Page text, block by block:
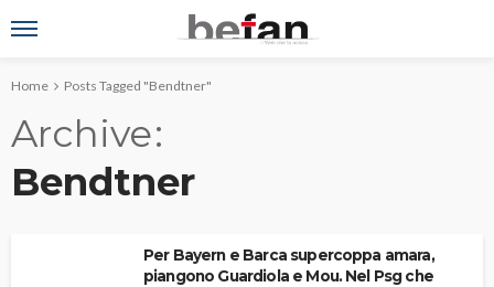
Home Posts Tagged "Bendtner"
Archive
Bendtner
Per Bayern e Barca supercoppa amara,
piangono Guardiola e Mou. Nel Psg che